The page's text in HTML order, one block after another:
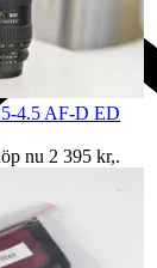
4.5 AF-D ED
nu 2 395 kr,.